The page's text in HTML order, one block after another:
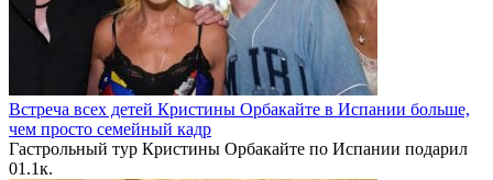
Встреча всех детей Кристины Орбакайте в Испании больше,
чем просто семейный кадр
Гастрольный тур Кристины Орбакайте по Испании подарил
01.1к.